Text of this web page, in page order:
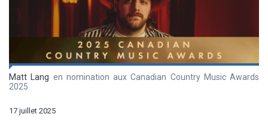
Matt Lang en nomination aux Canadian Country Music Awards
2025
17 juillet 2025